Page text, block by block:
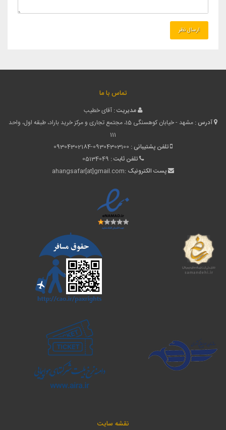
تماس با ما
مدیریت : آقای خطیب
آدرس :
مشهد - خیابان کوهسنگی 15، مجتمع تجاری و مرکز خرید باراد، طبقه اول، واحد
111
تلفن پشتیبانی : 09304302184-09304303100
تلفن ثابت : 05134049
پست الکترونیک :ahangsafar[at]gmail.com
نقشه سایت